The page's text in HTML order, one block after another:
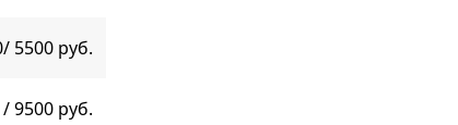
5500 руб.
9500 руб.